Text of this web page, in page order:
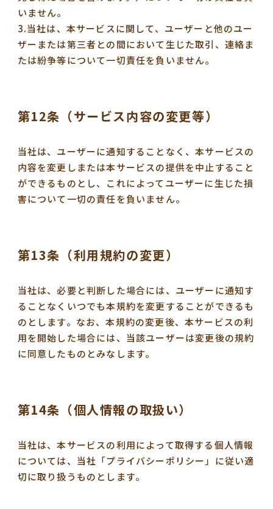
いません。
3.当社は、本サービスに関して、ユーザーと他のユー
ザーまたは第三者との間において生じた取引、連絡ま
たは紛争等について一切責任を負いません。
第12条（サービス内容の変更等）
当社は、ユーザーに通知することなく、本サービスの
内容を変更しまたは本サービスの提供を中止すること
ができるものとし、これによってユーザーに生じた損
害について一切の責任を負いません。
第13条（利用規約の変更）
当社は、必要と判断した場合には、ユーザーに通知す
ることなくいつでも本規約を変更することができるも
のとします。なお、本規約の変更後、本サービスの利
用を開始した場合には、当該ユーザーは変更後の規約
に同意したものとみなします。
第14条（個人情報の取扱い）
当社は、本サービスの利用によって取得する個人情報
については、当社「プライバシーポリシー」に従い適
切に取り扱うものとします。